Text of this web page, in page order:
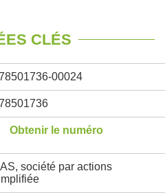
CLÉS
00024
Obtenir le numéro
société par actions